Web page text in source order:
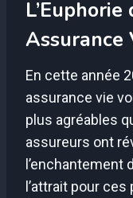
Assurance
En cette année
assurance vie
plus agréables
assureurs ont
l’enchantement
l’attrait pour